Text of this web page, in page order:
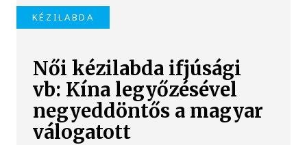
KÉZILABDA
Női kézilabda ifjúsági
vb: Kína legyőzésével
negyeddöntős a magyar
válogatott